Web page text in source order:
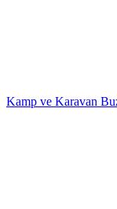
Kamp ve Karavan